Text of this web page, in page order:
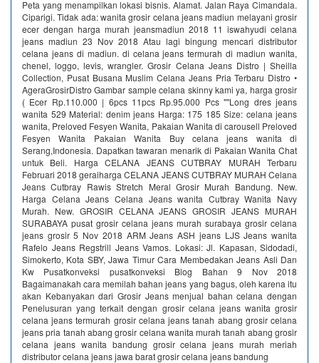
Peta yang menampilkan lokasi bisnis. Alamat. Jalan Raya Cimandala.
Ciparigi. Tidak ada: wanita grosir celana jeans madiun melayani grosir
ecer dengan harga murah jeansmadiun 2018 11 iswahyudi celana
jeans madiun 23 Nov 2018 Atau lagi bingung mencari distributor
celana jeans di madiun. di celana jeans termurah di madiun wanita,
chenel, loggo, levis, wrangler. Grosir Celana Jeans Distro | Sheilla
Collection, Pusat Busana Muslim Celana Jeans Pria Terbaru Distro •
AgeraGrosirDistro Gambar sample celana skinny kami ya, harga grosir
( Ecer Rp.110.000 | 6pcs 11pcs Rp.95.000 Pcs ""Long dres jeans
wanita 529 Material: denim jeans Harga: 175 185 Size: celana jeans
wanita, Preloved Fesyen Wanita, Pakaian Wanita di carousell Preloved
Fesyen Wanita Pakaian Wanita Buy celana jeans wanita di
Serang,Indonesia. Dapatkan tawaran menarik di Pakaian Wanita Chat
untuk Beli. Harga CELANA JEANS CUTBRAY MURAH Terbaru
Februari 2018 geraiharga CELANA JEANS CUTBRAY MURAH Celana
Jeans Cutbray Rawis Stretch Meral Grosir Murah Bandung. New.
Harga Celana Jeans Celana Jeans wanita Cutbray Wanita Navy
Murah. New. GROSIR CELANA JEANS GROSIR JEANS MURAH
SURABAYA pusat grosir celana jeans murah surabaya grosir celana
jeans grosir 5 Nov 2018 ARM Jeans ASH jeans LJS Jeans wanita
Rafelo Jeans Regstrill Jeans Vamos. Lokasi: Jl. Kapasan, Sidodadi,
Simokerto, Kota SBY, Jawa Timur Cara Membedakan Jeans Asli Dan
Kw Pusatkonveksi pusatkonveksi Blog Bahan 9 Nov 2018
Bagaimanakah cara memilah bahan jeans yang bagus, oleh karena itu
akan Kebanyakan dari Grosir Jeans menjual bahan celana dengan
Penelusuran yang terkait dengan grosir celana jeans wanita grosir
celana jeans termurah grosir celana jeans tanah abang grosir celana
jeans pria tanah abang grosir celana wanita murah tanah abang grosir
celana jeans wanita bandung grosir celana jeans murah meriah
distributor celana jeans jawa barat grosir celana jeans bandung